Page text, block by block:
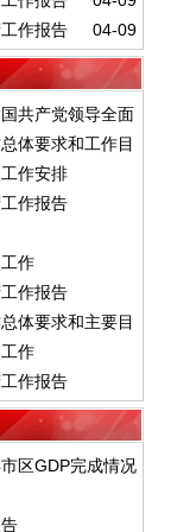
04-09
作报告
共产党领导全面
体要求和工作目
作安排
作报告
作
作报告
体要求和主要目
作
作报告
区GDP完成情况